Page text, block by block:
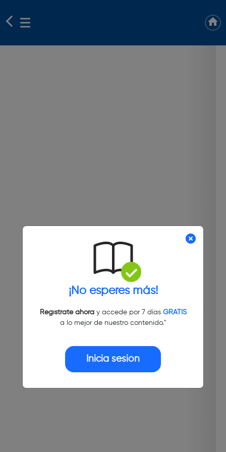
¡No esperes más!
Regístrate ahoray accede por 7 días GRATIS
a lo mejor de nuestro contenido."
Inicia sesión